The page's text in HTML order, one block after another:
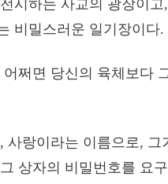
시하는 사교의 광장이고
비밀스러운 일기장이다.
쩌면 당신의 육체보다
사랑이라는 이름으로, 그
상자의 비밀번호를 요